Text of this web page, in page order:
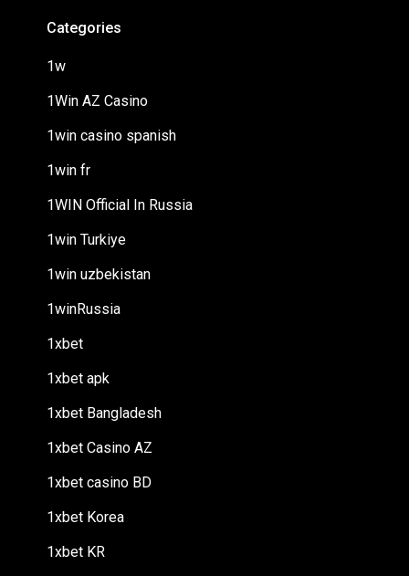
Categories
1w
1Win AZ Casino
1win casino spanish
1win fr
1WIN Official In Russia
1win Turkiye
1win uzbekistan
1winRussia
1xbet
1xbet apk
1xbet Bangladesh
1xbet Casino AZ
1xbet casino BD
1xbet Korea
1xbet KR